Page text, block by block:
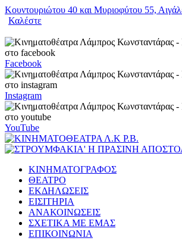
Κουντουριώτου 40 και Μυριοφύτου 55,
Καλέστε
Facebook
Instagram
YouTube
ΚΙΝΗΜΑΤΟΓΡΑΦΟΣ
ΘΕΑΤΡΟ
ΕΚΔΗΛΩΣΕΙΣ
ΕΙΣΙΤΗΡΙΑ
ΑΝΑΚΟΙΝΩΣΕΙΣ
ΣΧΕΤΙΚΑ ΜΕ ΕΜΑΣ
ΕΠΙΚΟΙΝΩΝΙΑ